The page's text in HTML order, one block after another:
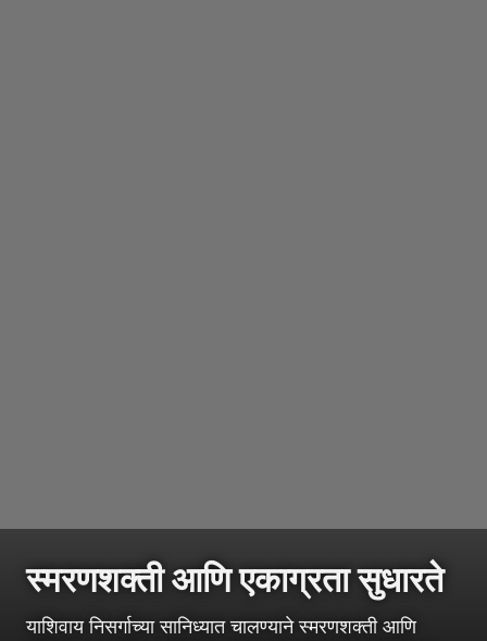
स्मरणशक्ती आणि एकाग्रता सुधारते
याशिवाय निसर्गाच्या सानिध्यात चालण्याने स्मरणशक्ती आणि